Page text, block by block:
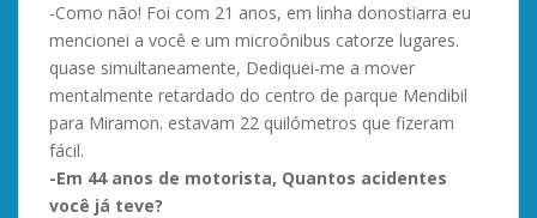
-Como não! Foi com 21 anos, em linha donostiarra eu
mencionei a você e um microônibus catorze lugares.
quase simultaneamente, Dediquei-me a mover
mentalmente retardado do centro de parque Mendibil
para Miramon. estavam 22 quilómetros que fizeram
fácil.
-Em 44 anos de motorista, Quantos acidentes
você já teve?